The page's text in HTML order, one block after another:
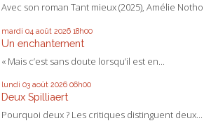
Avec son roman Tant mieux (2025), Amélie
mardi 04 août 2026 18h00
Un enchantement
« Mais c’est sans doute lorsqu’il est en...
lundi 03 août 2026 06h00
Deux Spilliaert
Pourquoi deux ? Les critiques distinguent deux...